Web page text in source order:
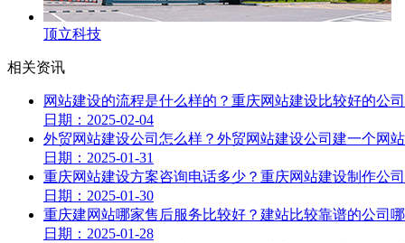
顶立科技
相关资讯
网站建设的流程是什么样的？重庆网站建设比较好的公
日期：2025-02-04
外贸网站建设公司怎么样？外贸网站建设公司建一个网
日期：2025-01-31
重庆网站建设方案咨询电话多少？重庆网站建设制作公
日期：2025-01-30
重庆建网站哪家售后服务比较好？建站比较靠谱的公司
日期：2025-01-28